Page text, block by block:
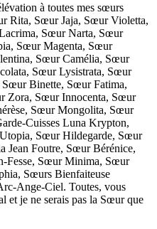
à toutes mes sœurs
Rita, Sœur Jaja, Sœur Violetta,
Sœur Narta, Sœur
Sœur Magenta, Sœur
Sœur Camélia, Sœur
Sœur Lysistrata, Sœur
Binette, Sœur Fatima,
Zora, Sœur Innocenta, Sœur
Sœur Mongolita, Sœur
Cuisses Luna Krypton,
Sœur Hildegarde, Sœur
Jean Foutre, Sœur Bérénice,
Fesse, Sœur Minima, Sœur
Sœurs Bienfaiteuse
Ange-Ciel. Toutes, vous
et je ne serais pas la Sœur que